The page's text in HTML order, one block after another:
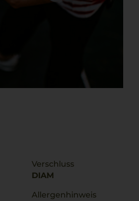
Verschluss
DIAM
Allergenhinweis